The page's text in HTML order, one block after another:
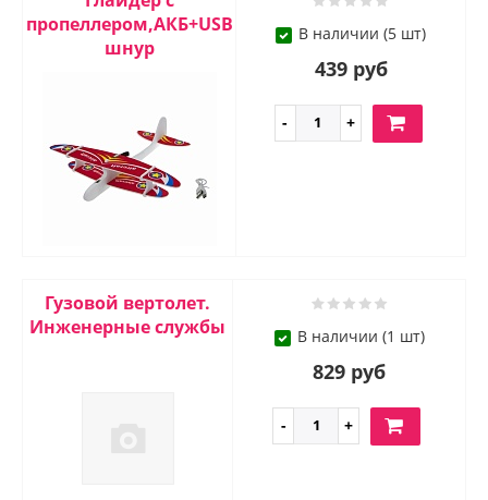
пропеллером,АКБ+USB
шнур
В наличии (5 шт)
439 руб
Гузовой вертолет.
Инженерные службы
В наличии (1 шт)
829 руб